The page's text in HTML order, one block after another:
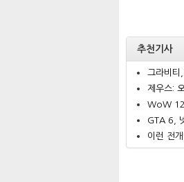
추천기사
그라비
제우스:
WoW
GTA 6,
이런 전